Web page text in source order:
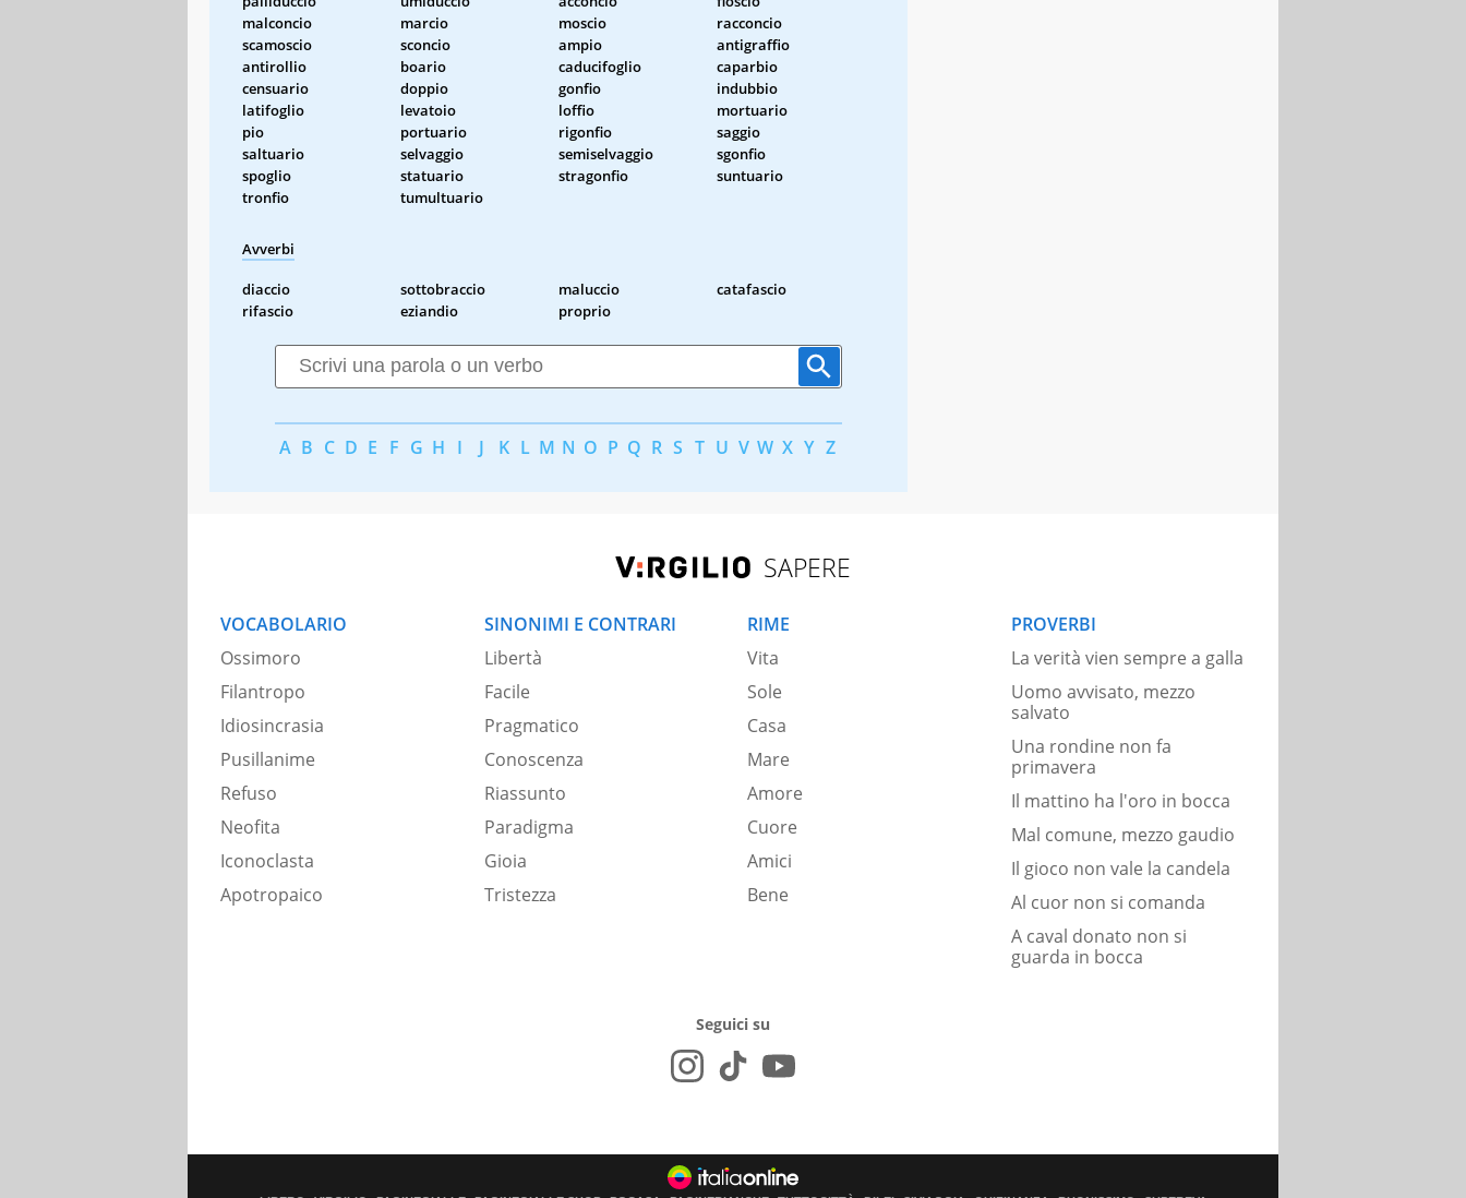
malconcio
marcio moscio
racconcio
scamoscio
sconcio ampio
antigraffio
antirollio
boario caducifoglio
caparbio
censuario
doppio gonfio
indubbio
latifoglio
levatoio loffio
mortuario
pio
portuario rigonfio
saggio
saltuario
selvaggio semiselvaggio
sgonfio
spoglio
statuario stragonfio
suntuario
tronfio
tumultuario
Avverbi
diaccio sottobraccio maluccio
catafascio
rifascio
eziandio proprio
A B C D E F G H I J K L M N O P Q R S T U V W X Y Z
SAPERE
VOCABOLARIO
Ossimoro
Filantropo
Idiosincrasia
Pusillanime
Refuso
Neofita
Iconoclasta
Apotropaico
SINONIMI E CONTRARI
Libertà
Facile
Pragmatico
Conoscenza
Riassunto
Paradigma
Gioia
Tristezza
RIME
Vita
Sole
Casa
Mare
Amore
Cuore
Amici
Bene
PROVERBI
La verità vien sempre a galla
Uomo avvisato, mezzo
salvato
Una rondine non fa
primavera
Il mattino ha l'oro in bocca
Mal comune, mezzo gaudio
Il gioco non vale la candela
Al cuor non si comanda
A caval donato non si
guarda in bocca
Seguici su